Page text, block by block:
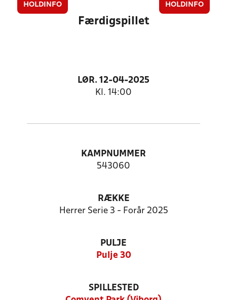
HOLDINFO HOLDINFO
Færdigspillet
LØR. 12-04-2025
Kl. 14:00
KAMPNUMMER
543060
RÆKKE
Herrer Serie 3 - Forår 2025
PULJE
Pulje 30
SPILLESTED